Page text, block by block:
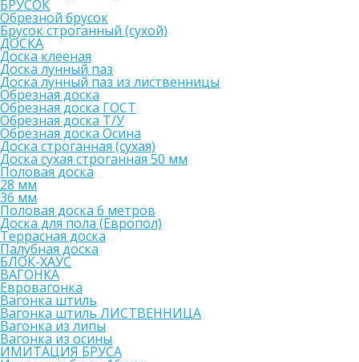
БРУСОК
Обрезной брусок
Брусок строганный (сухой)
ДОСКА
Доска клееная
Доска лунный паз
Доска лунный паз из лиственницы
Обрезная доска
Обрезная доска ГОСТ
Обрезная доска Т/У
Обрезная доска Осина
Доска строганная (сухая)
Доска сухая строганная 50 мм
Половая доска
28 мм
36 мм
Половая доска 6 метров
Доска для пола (Европол)
Террасная доска
Палубная доска
БЛОК-ХАУС
ВАГОНКА
Евровагонка
Вагонка штиль
Вагонка штиль ЛИСТВЕННИЦА
Вагонка из липы
Вагонка из осины
ИМИТАЦИЯ БРУСА